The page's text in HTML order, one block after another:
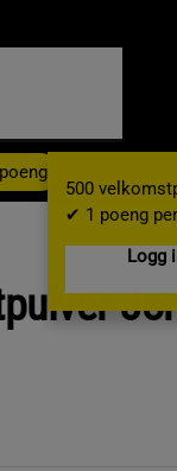
500
✔ 1 poeng
Logg